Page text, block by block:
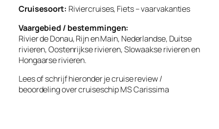
Cruisesoort: Riviercruises, Fiets – vaarvakanties
Vaargebied / bestemmingen:
Rivier de Donau, Rijn en Main, Nederlandse, Duitse
rivieren, Oostenrijkse rivieren, Slowaakse rivieren en
Hongaarse rivieren.
Lees of schrijf hieronder je cruise review /
beoordeling over cruiseschip MS Carissima